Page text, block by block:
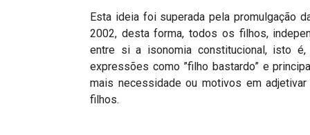
Esta ideia foi superada pela promulgação
2002, desta forma, todos os filhos,
entre si a isonomia constitucional, isto
expressões como ”filho bastardo” e
mais necessidade ou motivos em
filhos.